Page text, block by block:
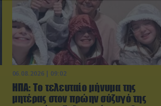
06.08.2026 | 09:02
ΗΠΑ: Το τελευταίο μήνυμα της
μητέρας στον πρώην σύζυγό της